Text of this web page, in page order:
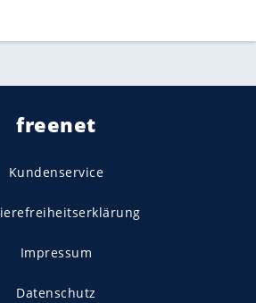
freenet
Kundenservice
Impressum
Datenschutz